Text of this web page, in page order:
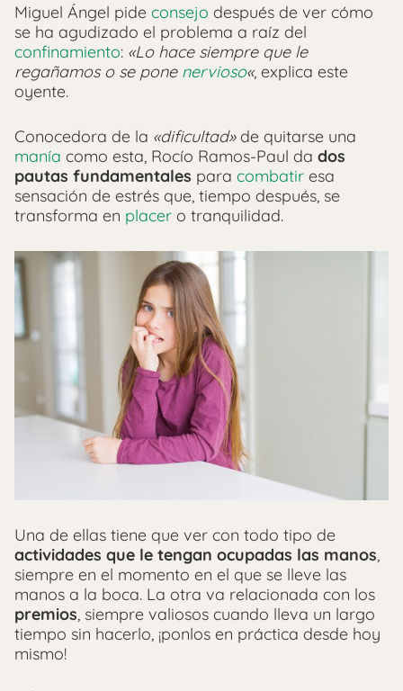
Miguel Ángel pide consejo después de ver cómo
se ha agudizado el problema a raíz del
confinamiento: «Lo hace siempre que le
regañamos o se pone nervioso«, explica este
oyente.
Conocedora de la «dificultad»de quitarse una
manía como esta, Rocío Ramos-Paul da dos
pautas fundamentales para combatir esa
sensación de estrés que, tiempo después, se
transforma en placer o tranquilidad.
Una de ellas tiene que ver con todo tipo de
actividades que le tengan ocupadas las manos,
siempre en el momento en el que se lleve las
manos a la boca. La otra va relacionada con los
premios, siempre valiosos cuando lleva un largo
tiempo sin hacerlo, ¡ponlos en práctica desde hoy
mismo!